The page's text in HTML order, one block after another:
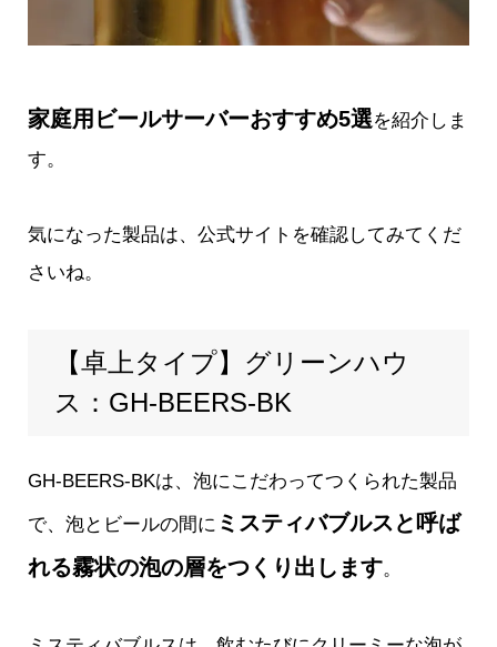
家庭用ビールサーバーおすすめ5選を紹介しま
す。
気になった製品は、公式サイトを確認してみてくだ
さいね。
【卓上タイプ】グリーンハウ
ス：GH‐BEERS‐BK
GH‐BEERS‐BKは、泡にこだわってつくられた製品
で、泡とビールの間に ミスティバブルスと呼ば
れる霧状の泡の層をつくり出します。